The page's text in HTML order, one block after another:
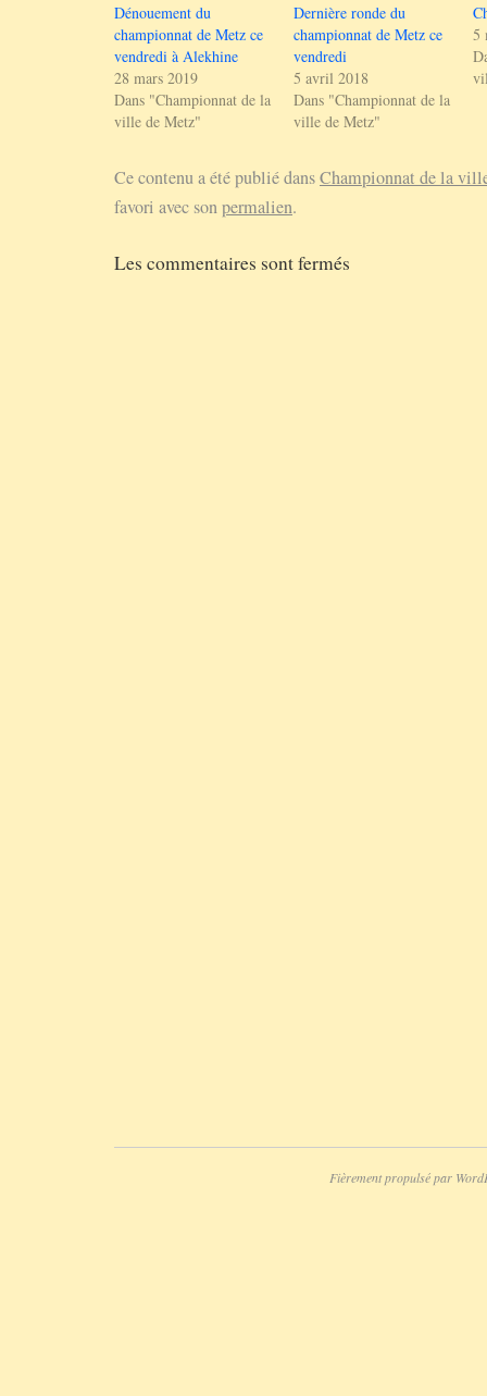
Dénouement du
championnat de Metz ce
vendredi à Alekhine
28 mars 2019
Dans "Championnat de la
ville de Metz"
Dernière ronde du
championnat de Metz ce
vendredi
5 avril 2018
Dans "Championnat de la
ville de Metz"
5
Ce contenu a été publié dansChampionnat de la
favori avec sonpermalien.
Les commentaires sont fermés
Fièrement propulsé par